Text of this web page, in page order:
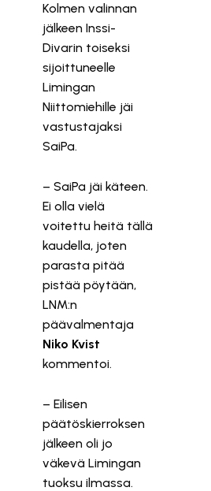
Kolmen valinnan
jälkeen Inssi-
Divarin toiseksi
sijoittuneelle
Limingan
Niittomiehille jäi
vastustajaksi
SaiPa.
– SaiPa jäi käteen.
Ei olla vielä
voitettu heitä tällä
kaudella, joten
parasta pitää
pistää pöytään,
LNM:n
päävalmentaja
Niko Kvist
kommentoi.
– Eilisen
päätöskierroksen
jälkeen oli jo
väkevä Limingan
tuoksu ilmassa.